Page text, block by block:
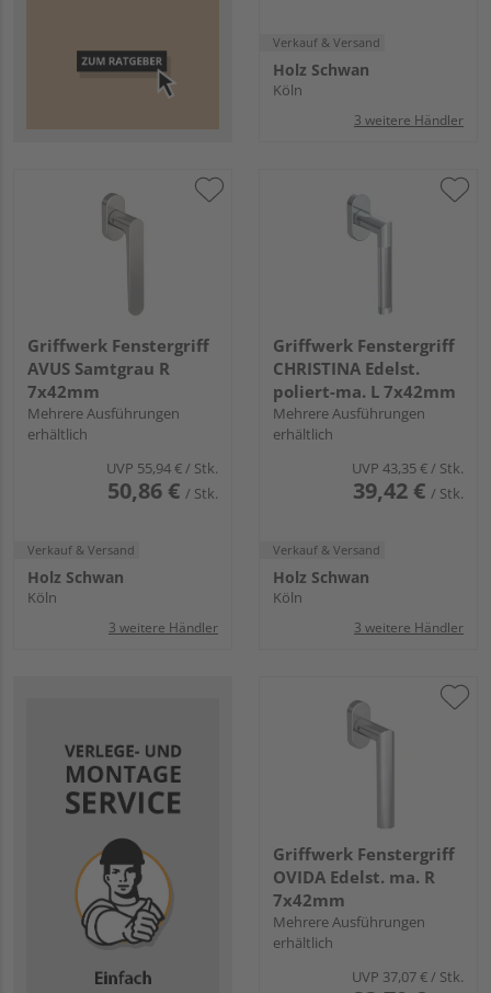
Verkauf & Versand
Holz Schwan
Köln
3 weitere Händler
Griffwerk Fenstergriff
AVUS Samtgrau R
7x42mm
Mehrere Ausführungen
erhältlich
UVP 55,94 €/ Stk.
50,86 € / Stk.
Verkauf & Versand
Holz Schwan
Köln
3 weitere Händler
Griffwerk Fenstergriff
CHRISTINA Edelst.
poliert-ma. L 7x42mm
Mehrere Ausführungen
erhältlich
UVP 43,35 €/ Stk.
39,42 € / Stk.
Verkauf & Versand
Holz Schwan
Köln
3 weitere Händler
Griffwerk Fenstergriff
OVIDA Edelst. ma. R
7x42mm
Mehrere Ausführungen
erhältlich
UVP 37,07 €/ Stk.